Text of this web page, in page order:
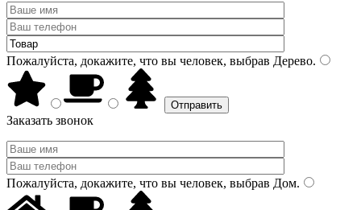
Пожалуйста, докажите, что вы человек, выбрав Дерево.
Заказать звонок
Пожалуйста, докажите, что вы человек, выбрав Дом.